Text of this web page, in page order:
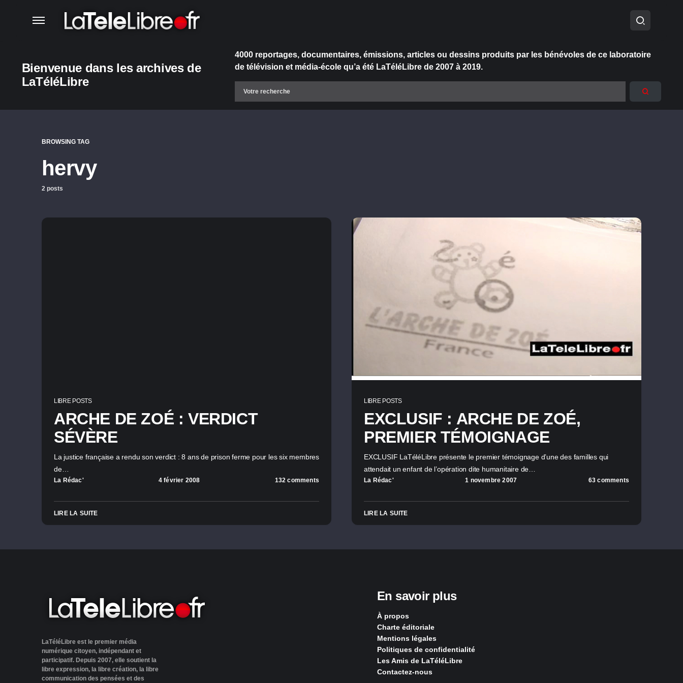
Bienvenue dans les archives de
LaTéléLibre
4000 reportages, documentaires, émissions, articles ou dessins produits par les bénévoles de ce laboratoire
de télévision et média-école qu’a été LaTéléLibre de 2007 à 2019.
BROWSING TAG
hervy
2 posts
LIBRE POSTS
ARCHE DE ZOÉ : VERDICT
SÉVÈRE
La justice française a rendu son verdict : 8 ans de prison ferme pour les six membres
de…
La Rédac' 4 février 2008 132 comments
LIRE LA SUITE
LIBRE POSTS
EXCLUSIF : ARCHE DE ZOÉ,
PREMIER TÉMOIGNAGE
EXCLUSIF LaTéléLibre présente le premier témoignage d’une des familles qui
attendait un enfant de l’opération dite humanitaire de…
La Rédac' 1 novembre 2007 63 comments
LIRE LA SUITE
LaTéléLibre est le premier média
numérique citoyen, indépendant et
participatif. Depuis 2007, elle soutient la
libre expression, la libre création, la libre
communication des pensées et des
En savoir plus
À propos
Charte éditoriale
Mentions légales
Politiques de confidentialité
Les Amis de LaTéléLibre
Contactez-nous